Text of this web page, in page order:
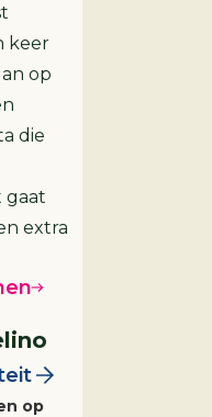
keer
op
die
gaat
extra
op